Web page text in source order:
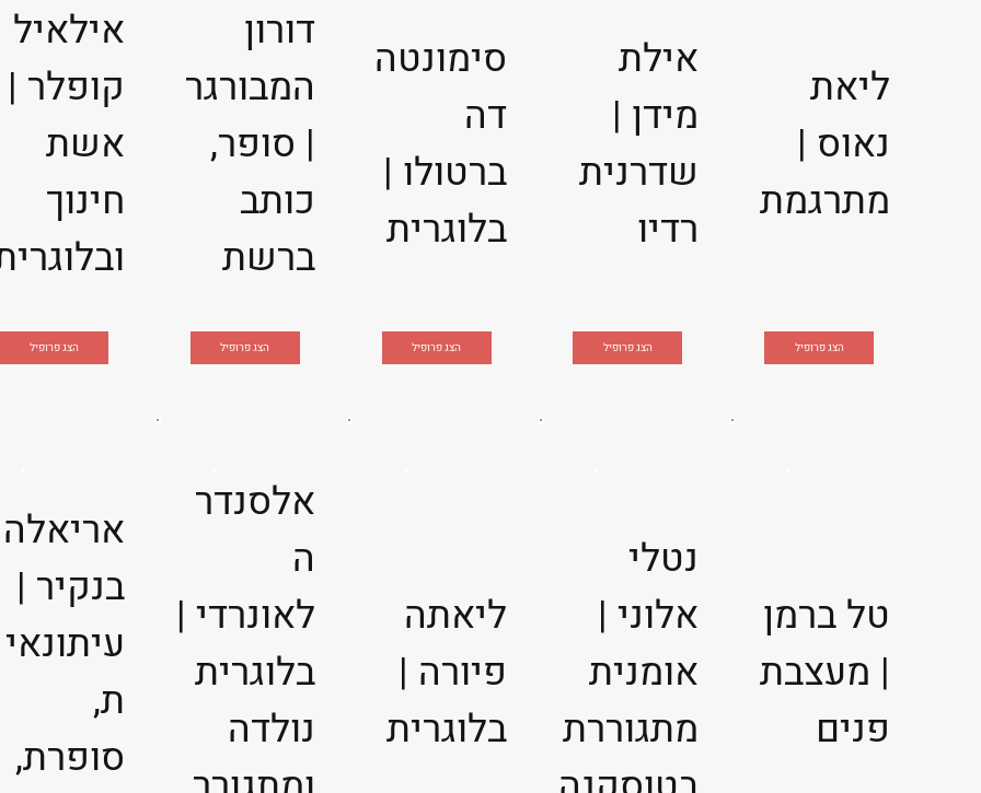
אילאיל
קופלר |
אשת
חינוך
הצג פרופיל
דורון
המבורגר
| סופר,
כותב
ברשת
הצג פרופיל
סימונטה
דה
ברטולו |
בלוגרית
הצג פרופיל
אילת
מידן |
שדרנית
רדיו
הצג פרופיל
ליאת
נאוס |
מתרגמת
הצג פרופיל
אריאלה
בנקיר |
עיתונאי
ת,
סופרת,
אלסנדר
ה
לאונרדי |
בלוגרית
נולדה
ליאתה
פיורה |
בלוגרית
נטלי
אלוני |
אומנית
מתגוררת
טל ברמן
| מעצבת
פנים